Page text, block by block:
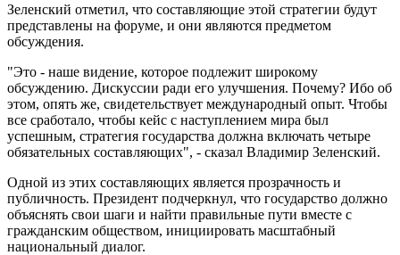
Зеленский отметил, что составляющие этой стратегии будут
представлены на форуме, и они являются предметом
обсуждения.
"Это - наше видение, которое подлежит широкому
обсуждению. Дискуссии ради его улучшения. Почему? Ибо об
этом, опять же, свидетельствует международный опыт. Чтобы
все сработало, чтобы кейс с наступлением мира был
успешным, стратегия государства должна включать четыре
обязательных составляющих", - сказал Владимир Зеленский.
Одной из этих составляющих является прозрачность и
публичность. Президент подчеркнул, что государство должно
объяснять свои шаги и найти правильные пути вместе с
гражданским обществом, инициировать масштабный
национальный диалог.